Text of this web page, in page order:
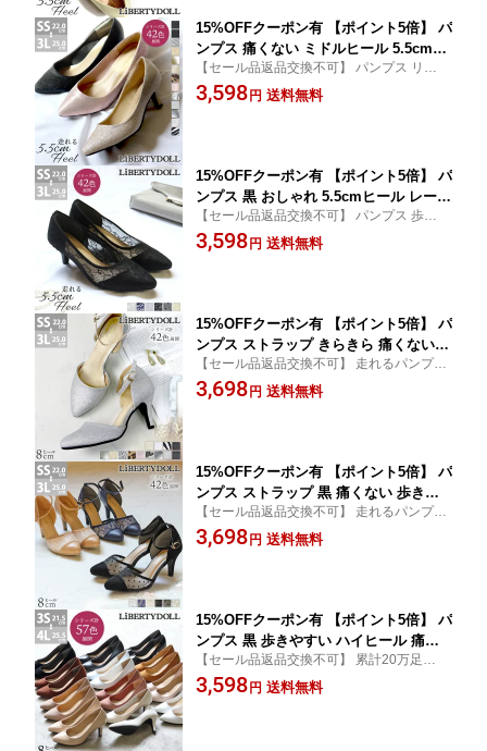
15%OFFクーポン有 【ポイント5倍】 パ
ンプス 痛くない ミドルヒール 5.5cmヒ
ール ポインテッドトゥ 走れる レディー
ス 脱げない ゴールド シルバー チェッ
【セール品返品交換不可】 パンプス リクル
ート 就活 5センチ 6センチ ヒール かかと デ
ニム 結婚式 お呼ばれ セレモニー 走れるパ
3,598 円 送料無料
15%OFFクーポン有 【ポイント5倍】 パ
ンプス 黒 おしゃれ 5.5cmヒール レース
ポインテッドトゥ 走れる 痛くない ミド
ルヒール 透け感 チュール ベージュ ネ
【セール品返品交換不可】 パンプス 歩きや
すい 5センチ 6センチ ヒール 大きいサイズ
小さいサイズ かかとパッド レース素材 二
3,598 円 送料無料
15%OFFクーポン有 【ポイント5倍】 パ
ンプス ストラップ きらきら 痛くない
歩きやすい ハイヒール 8cmヒール ラメ
グリッター サテン レディース ポインテ
【セール品返品交換不可】 走れるパンプス
ストラップ 8センチヒール 足首 ベルト きれ
いめ ピンヒール 脱げない シルバー ゴール
3,698 円 送料無料
15%OFFクーポン有 【ポイント5倍】 パ
ンプス ストラップ 黒 痛くない 歩きや
すい ハイヒール 8cmヒール ポインテッ
ドトゥ セパレート 透け感 レディース
【セール品返品交換不可】 走れるパンプス
ストラップ 8センチヒール 足首 ベルト きれ
いめ かわいい ピンヒール 脱げない おしゃ
3,698 円 送料無料
15%OFFクーポン有 【ポイント5倍】 パ
ンプス 黒 歩きやすい ハイヒール 痛く
ない 8cmヒール ポインテッドトゥ 2E
走れる かかとクッション スエード レデ
【セール品返品交換不可】 累計20万足突
破！ 走れるパンプスシリーズ 8センチヒー
ル EE シンプル グレー ブラウン 白 エナメ
3,598 円 送料無料